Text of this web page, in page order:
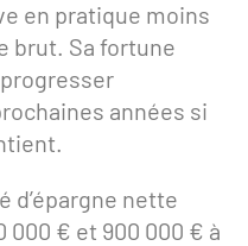
en pratique moins
brut. Sa fortune
années si
d’épargne nette
€ et 900 000 € à